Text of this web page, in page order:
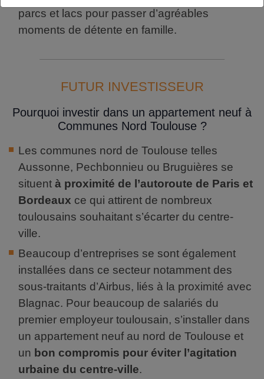
parcs et lacs pour passer d’agréables
moments de détente en famille.
FUTUR INVESTISSEUR
Pourquoi investir dans un appartement neuf à
Communes Nord Toulouse ?
Les communes nord de Toulouse telles
Aussonne, Pechbonnieu ou Bruguières se
situent à proximité de l’autoroute de Paris et
Bordeaux ce qui attirent de nombreux
toulousains souhaitant s’écarter du centre-
ville.
Beaucoup d’entreprises se sont également
installées dans ce secteur notamment des
sous-traitants d’Airbus, liés à la proximité avec
Blagnac. Pour beaucoup de salariés du
premier employeur toulousain, s’installer dans
un appartement neuf au nord de Toulouse et
un bon compromis pour éviter l’agitation
urbaine du centre-ville.